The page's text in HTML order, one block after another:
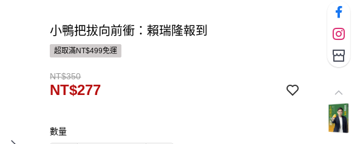
小鴨把拔向前衝：賴瑞隆報到
超取滿NT$499免運
NT$350
NT$277
數量